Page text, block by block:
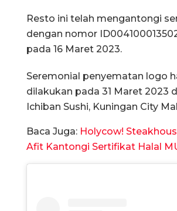
Resto ini telah mengantongi
dengan nomor
pada 16 Maret 2023.
Seremonial penyematan logo
dilakukan pada 31 Maret 2023
Ichiban Sushi, Kuningan City
Baca Juga: Holycow!
Afit Kantongi Sertifikat Halal